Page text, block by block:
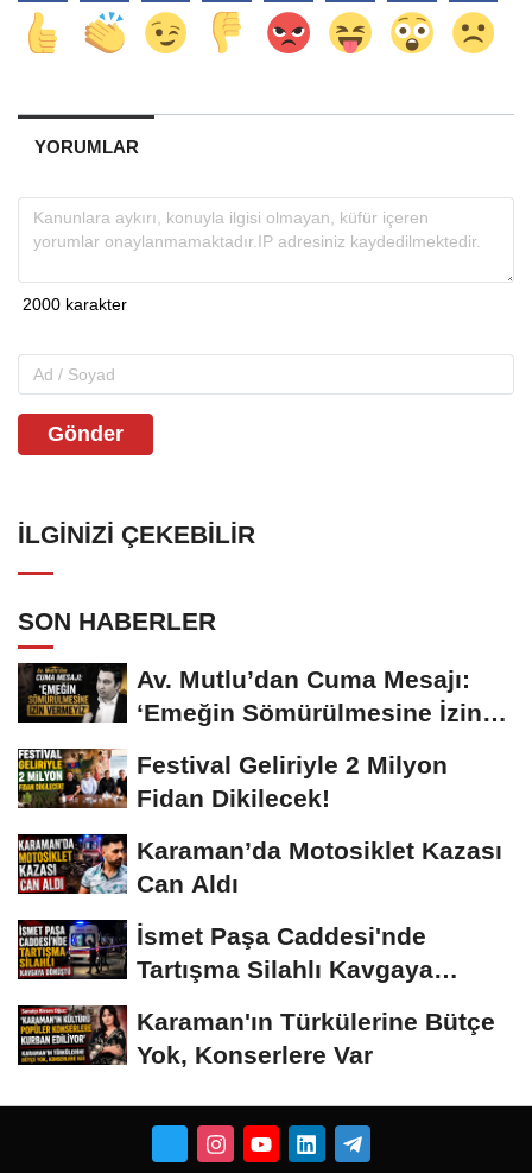
YORUMLAR
Gönder
İLGINIZI ÇEKEBILIR
SON HABERLER
Av. Mutlu’dan Cuma Mesajı:
‘Emeğin Sömürülmesine İzin
Festival Geliriyle 2 Milyon
Fidan Dikilecek!
Karaman’da Motosiklet Kazası
Can Aldı
İsmet Paşa Caddesi'nde
Tartışma Silahlı Kavgaya
Karaman'ın Türkülerine Bütçe
Yok, Konserlere Var